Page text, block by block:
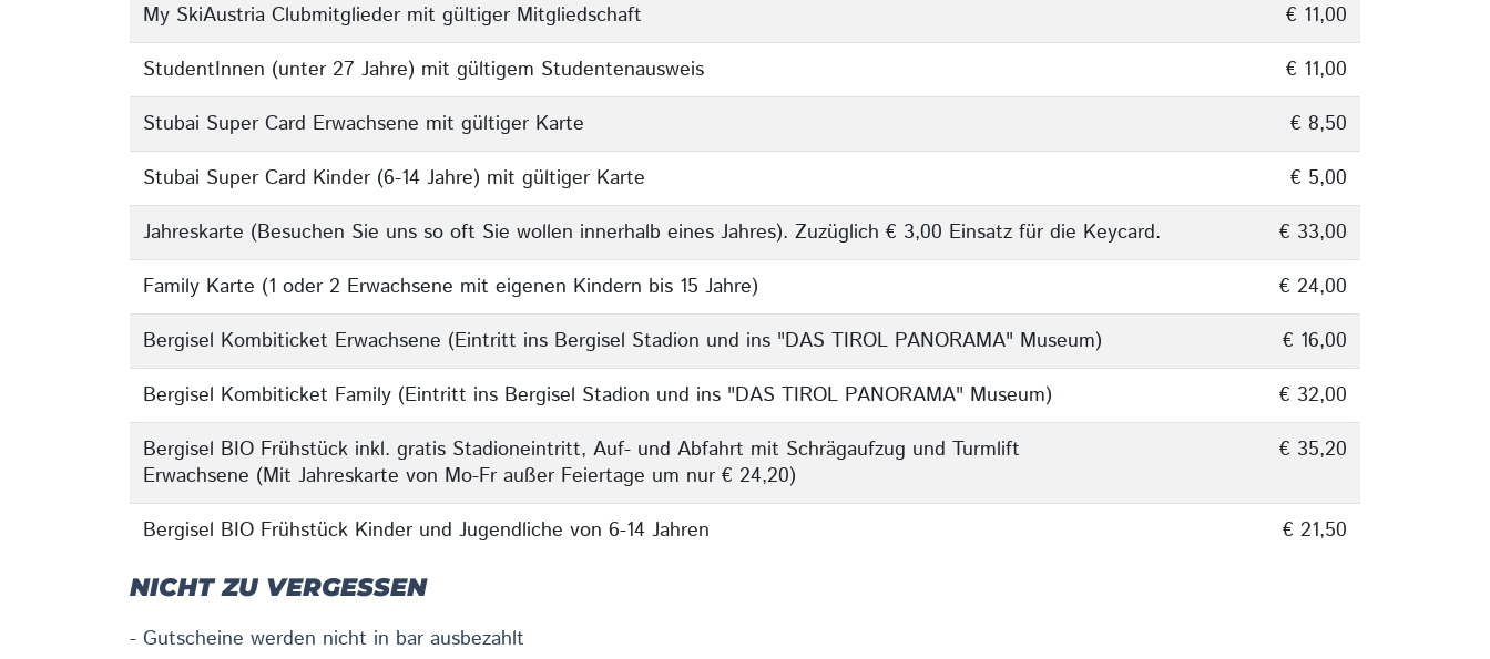
My SkiAustria Clubmitglieder mit gültiger Mitgliedschaft
€ 11,00
StudentInnen (unter 27 Jahre) mit gültigem Studentenausweis
€ 11,00
Stubai Super Card Erwachsene mit gültiger Karte
€ 8,50
Stubai Super Card Kinder (6-14 Jahre) mit gültiger Karte
€ 5,00
Jahreskarte (Besuchen Sie uns so oft Sie wollen innerhalb eines Jahres). Zuzüglich € 3,00 Einsatz für die Keycard.
€ 33,00
Family Karte (1 oder 2 Erwachsene mit eigenen Kindern bis 15 Jahre)
€ 24,00
Bergisel Kombiticket Erwachsene (Eintritt ins Bergisel Stadion und ins "DAS TIROL PANORAMA" Museum)
€ 16,00
Bergisel Kombiticket Family (Eintritt ins Bergisel Stadion und ins "DAS TIROL PANORAMA" Museum)
€ 32,00
Bergisel BIO Frühstück inkl. gratis Stadioneintritt, Auf- und Abfahrt mit Schrägaufzug und Turmlift
Erwachsene (Mit Jahreskarte von Mo-Fr außer Feiertage um nur € 24,20)
€ 35,20
Bergisel BIO Frühstück Kinder und Jugendliche von 6-14 Jahren € 21,50
NICHT ZU VERGESSEN
- Gutscheine werden nicht in bar ausbezahlt